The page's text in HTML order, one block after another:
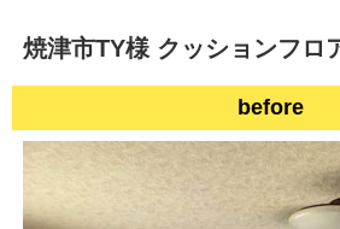
焼津市TY様 クッションフロ
before